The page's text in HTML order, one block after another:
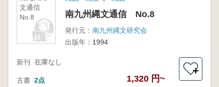
文通信
No.8
南九州縄文通信 No.8
発行元： 南九州縄文研究会
出版年： 1994
新刊 在庫なし
古書 2点 1,320 円~
＋